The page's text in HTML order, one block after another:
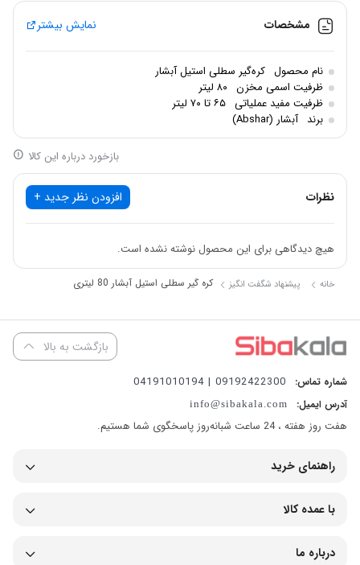
کره گیر سطلی
مناسب دامداری‌ها، کارگاه‌های لبنی، عشایر پرمصرف و تولیدکنندگان کره
محلی با ظرفیت بالا.
مشخصات فنی
ظرفیت مخزن اسمی:
جنس مخزن:استیل ضدزنگ (Stainless Steel)
نوع همزن:الکترو مکانیکی
توان موتور:حدود۵۵۰ تا ۷۵۰ وات
ولتاژ ورودی:۲۲۰ ولت
فرکانس:
۵۰ هرتز
دور موتور: حدود ۱۴۰۰ دور در دقیقه
عملکرد دستگاه
مشخصات نمایش بیشتر
نام محصول کره‌گیر سطلی استیل آبشار
ظرفیت اسمی مخزن ۸۰ لیتر
ظرفیت مفید عملیاتی ۶۵ تا ۷۰ لیتر
برند آبشار (Abshar)
بازخورد درباره این کالا
نظرات افزودن نظر جدید +
هیچ دیدگاهی برای این محصول نوشته نشده است.
خانه پیشنهاد شگفت انگیز کره گیر سطلی استیل آبشار 80 لیتری
بازگشت به بالا
شماره تماس: 09192422300 | 04191010194
آدرس ایمیل: info@sibakala.com
هفت روز هفته ، 24 ساعت شبانه‌روز پاسخگوی شما هستیم.
راهنمای خرید
با عمده کالا
درباره ما